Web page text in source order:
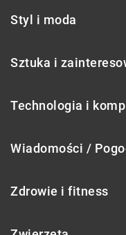
Styl i moda
Sztuka i
Technologia i
Wiadomości /
Zdrowie i fitness